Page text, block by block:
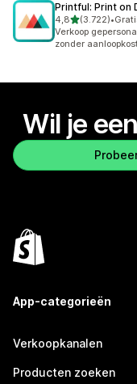
Printful: Print on
4,8van 5 sterren
(3.722)
3722 recensies in
•
Verkoop
zonder
Wil je
App-categorieën
Verkoopkanalen
Producten zoeken